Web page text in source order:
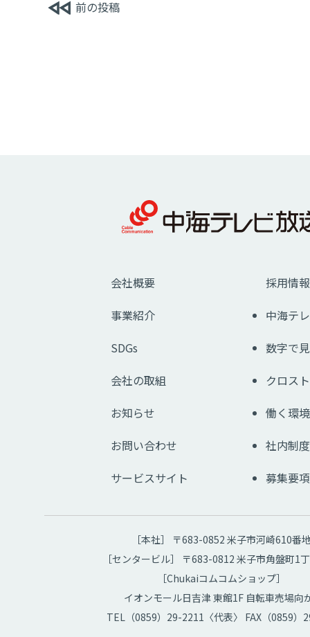
前の投稿
会社概要
事業紹介
SDGs
会社の取組
お知らせ
お問い合わせ
サービスサイト
採用情報
中海テ
数字で
クロス
働く環境
社内制度
募集要項
［本社］ 〒683-0852 米子市河崎610番
［センタービル］ 〒683-0812 米子市角盤町1
［Chukaiコムコムショップ］
イオンモール日吉津 東館1F 自転車売場向
TEL（0859）29-2211〈代表〉 FAX（0859）